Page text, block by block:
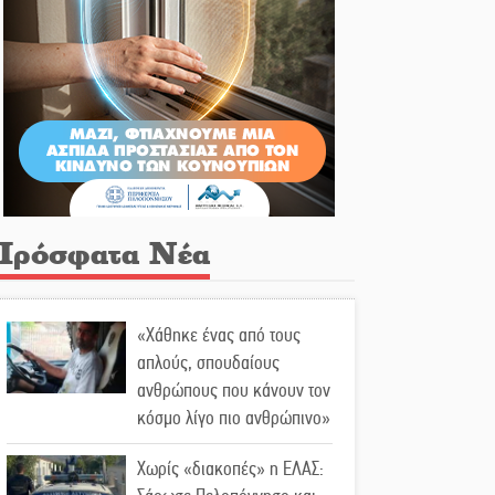
Νέα
«Χάθηκε ένας από τους
απλούς, σπουδαίους
ανθρώπους που κάνουν τον
κόσμο λίγο πιο ανθρώπινο»
Χωρίς «διακοπές» η ΕΛΑΣ: